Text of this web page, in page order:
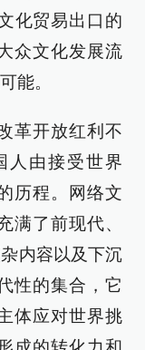
化贸易出口的
众文化发展流
能。
革开放红利不
人由接受世界
历程。网络文
满了前现代、
内容以及下沉
性的集合，它
体应对世界挑